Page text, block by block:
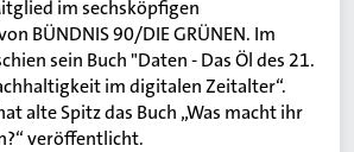
im sechsköpfigen
BÜNDNIS 90/DIE GRÜNEN. Im
sein Buch "Daten - Das Öl des 21.
im digitalen Zeitalter“.
alte Spitz das Buch „Was macht ihr
veröffentlicht.